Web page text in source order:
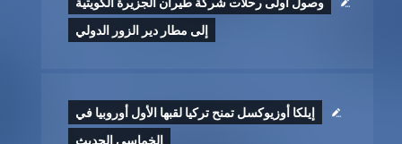
إلى مطار دير الزور الدولي
إيلكا أوزيوكسل تمنح تركيا لقبها الأول أوروبيا في
الخماسي الحديث